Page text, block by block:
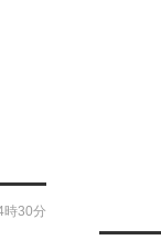
時30分